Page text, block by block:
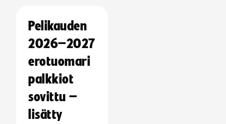
Pelikauden
2026–2027
erotuomari
palkkiot
sovittu –
lisätty